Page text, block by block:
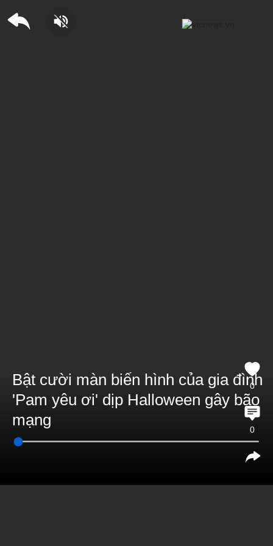
Bật cười màn biến hình của gia đình
'Pam yêu ơi' dịp Halloween gây bão
mạng
0
0